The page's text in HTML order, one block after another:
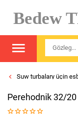
Bedew
Suw turbalary üçin
Perehodnik 32/